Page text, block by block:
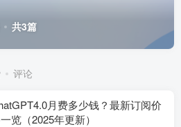
共3篇
评论
月费多少钱？最新订阅价
览（2025年更新）